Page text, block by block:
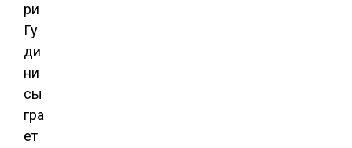
ри
Гу
ди
ни
сы
гра
ет